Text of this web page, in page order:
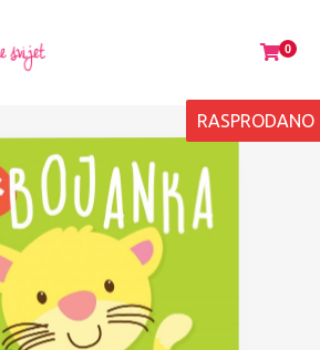
0
RASPRODANO